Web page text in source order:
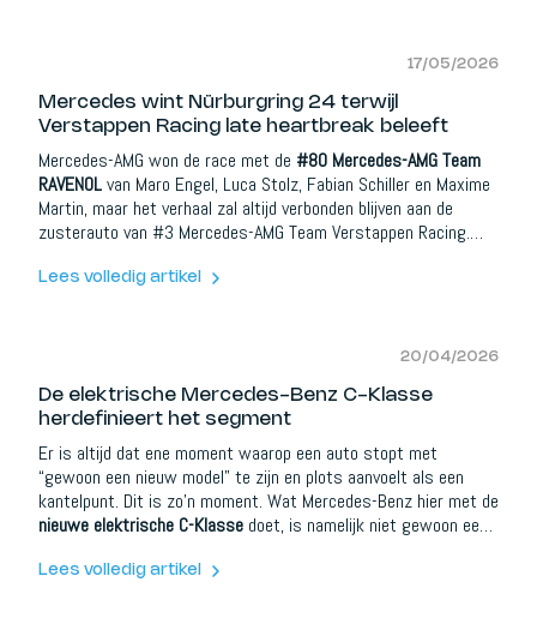
17/05/2026
Mercedes wint Nürburgring 24 terwijl
Verstappen Racing late heartbreak beleeft
Mercedes-AMG won de race met de #80 Mercedes-AMG Team
RAVENOLvan Maro Engel, Luca Stolz, Fabian Schiller en Maxime
Martin, maar het verhaal zal altijd verbonden blijven aan de
zusterauto van #3 Mercedes-AMG Team Verstappen Racing.
Auer leken op weg naar een sensationele debuutzege. Tot de
Lees volledig artikel
20/04/2026
De elektrische Mercedes-Benz C-Klasse
herdefinieert het segment
Er is altijd dat ene moment waarop een auto stopt met
“gewoon een nieuw model” te zijn en plots aanvoelt als een
kantelpunt. Dit is zo’n moment. Wat Mercedes-Benz hier met de
nieuwe elektrische C-Klasse doet, is namelijk niet gewoon een
belangrijkste auto’s in Europa en bouwt die volledig opnieuw op
Lees volledig artikel